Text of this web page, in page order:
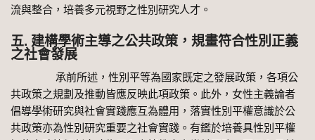
流與整合，培養多元視野之性別研究人才。
五. 建構學術主導之公共政策，規畫符合性別正義
之社會發展
承前所述，性別平等為國家既定之發展政策，各項公
共政策之規劃及推動皆應反映此項政策。此外，女性主義論者
倡導學術研究與社會實踐應互為體用，落實性別平權意識於公
共政策亦為性別研究重要之社會實踐。有鑑於培養具性別平權